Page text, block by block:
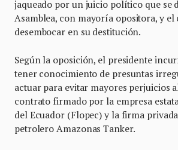
jaqueado por un juicio político que se
Asamblea, con mayoría opositora, y el
desembocar en su destitución.
Según la oposición, el presidente
tener conocimiento de presuntas
actuar para evitar mayores perjuicios
contrato firmado por la empresa
del Ecuador (Flopec) y la firma
petrolero Amazonas Tanker.